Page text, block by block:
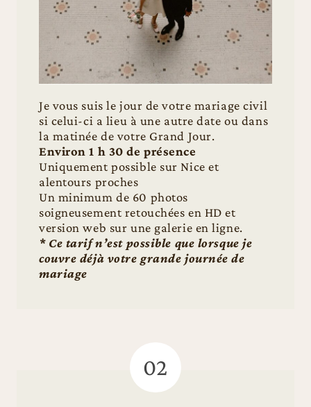
Je vous suis le jour de votre mariage civil
si celui-ci a lieu à une autre date ou dans
la matinée de votre Grand Jour.
Environ 1 h 30 de présence
Uniquement possible sur Nice et
alentours proches
Un minimum de 60 photos
soigneusement retouchées en HD et
version web sur une galerie en ligne.
* Ce tarif n’est possible que lorsque je
couvre déjà votre grande journée de
mariage
02